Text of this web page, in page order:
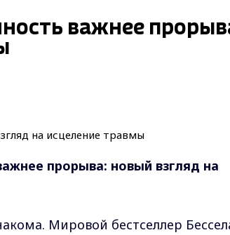
важнее
прорыва: новый взгляд на
Мировой бестселлер